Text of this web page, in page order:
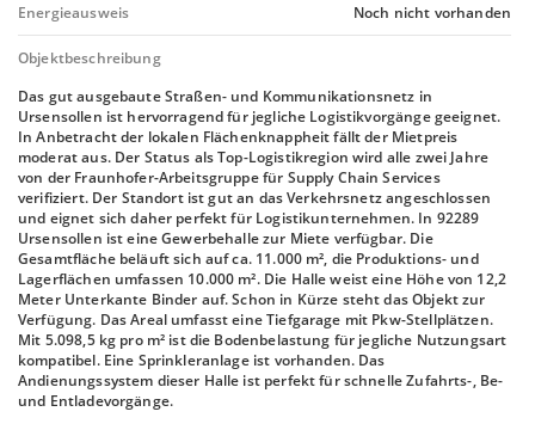
Energieausweis Noch nicht vorhanden
Objektbeschreibung
Das gut ausgebaute Straßen- und Kommunikationsnetz in
Ursensollen ist hervorragend für jegliche Logistikvorgänge geeignet.
In Anbetracht der lokalen Flächenknappheit fällt der Mietpreis
moderat aus. Der Status als Top-Logistikregion wird alle zwei Jahre
von der Fraunhofer-Arbeitsgruppe für Supply Chain Services
verifiziert. Der Standort ist gut an das Verkehrsnetz angeschlossen
und eignet sich daher perfekt für Logistikunternehmen. In 92289
Ursensollen ist eine Gewerbehalle zur Miete verfügbar. Die
Gesamtfläche beläuft sich auf ca. 11.000 m², die Produktions- und
Lagerflächen umfassen 10.000 m². Die Halle weist eine Höhe von 12,2
Meter Unterkante Binder auf. Schon in Kürze steht das Objekt zur
Verfügung. Das Areal umfasst eine Tiefgarage mit Pkw-Stellplätzen.
Mit 5.098,5 kg pro m² ist die Bodenbelastung für jegliche Nutzungsart
kompatibel. Eine Sprinkleranlage ist vorhanden. Das
Andienungssystem dieser Halle ist perfekt für schnelle Zufahrts-, Be-
und Entladevorgänge.